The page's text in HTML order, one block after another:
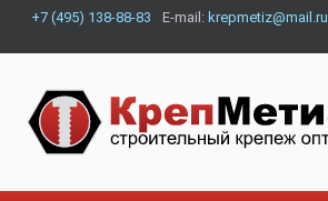
+7 (495) 138-88-83 E-mail: krepmetiz@mail.ru